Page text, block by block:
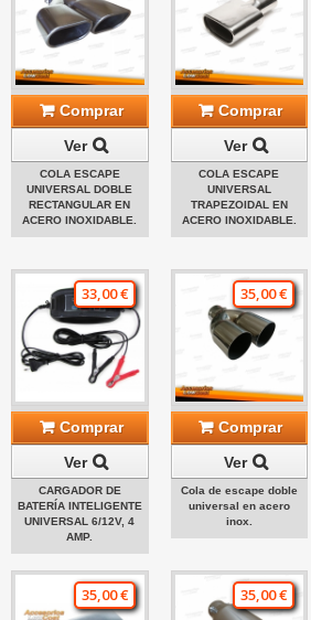
Comprar
Ver
COLA ESCAPE
UNIVERSAL DOBLE
RECTANGULAR EN
ACERO INOXIDABLE.
Comprar
Ver
COLA ESCAPE
UNIVERSAL
TRAPEZOIDAL EN
ACERO INOXIDABLE.
33,00 €
Comprar
Ver
CARGADOR DE
BATERÍA INTELIGENTE
UNIVERSAL 6/12V, 4
AMP.
35,00 €
Comprar
Ver
Cola de escape doble
universal en acero
inox.
35,00 € 35,00 €